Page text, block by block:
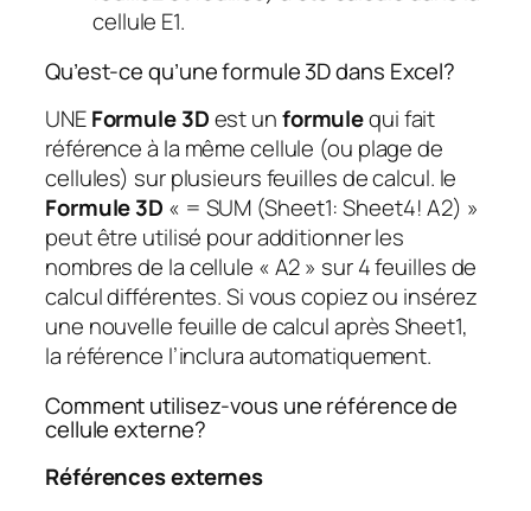
cellule E1.
Qu’est-ce qu’une formule 3D dans Excel?
UNEFormule 3Dest unformulequi fait
référence à la même cellule (ou plage de
cellules) sur plusieurs feuilles de calcul. le
Formule 3D « = SUM (Sheet1: Sheet4! A2) »
peut être utilisé pour additionner les
nombres de la cellule « A2 » sur 4 feuilles de
calcul différentes. Si vous copiez ou insérez
une nouvelle feuille de calcul après Sheet1,
la référence l’inclura automatiquement.
Comment utilisez-vous une référence de
cellule externe?
Références externes